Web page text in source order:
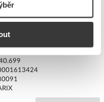
STP CAT6, se svorkovnicí
stíněná